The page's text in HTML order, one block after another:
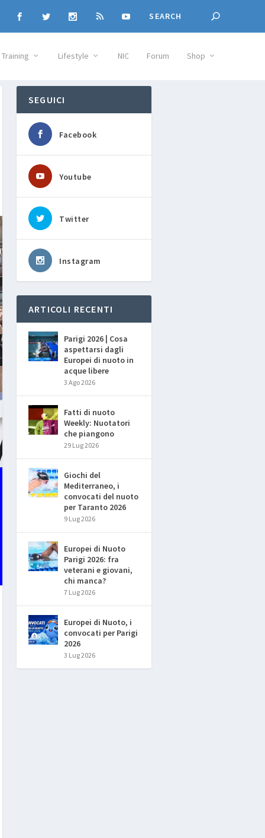
Training Lifestyle NIC Forum Shop
SEGUICI
Facebook
Youtube
Twitter
Instagram
ARTICOLI RECENTI
Parigi 2026 | Cosa
aspettarsi dagli
Europei di nuoto in
acque libere
3 Ago 2026
Fatti di nuoto
Weekly: Nuotatori
che piangono
29 Lug 2026
Giochi del
Mediterraneo, i
convocati del nuoto
per Taranto 2026
9 Lug 2026
Europei di Nuoto
Parigi 2026: fra
veterani e giovani,
chi manca?
7 Lug 2026
Europei di Nuoto, i
convocati per Parigi
2026
3 Lug 2026